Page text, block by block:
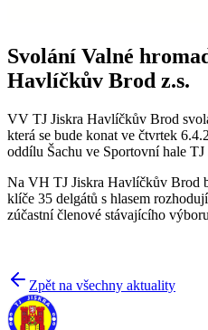
Svolání Valné
Havlíčkův Brod z.s.
VV TJ Jiskra Havlíčkův Brod
která se bude konat ve čtvrtek
oddílu Šachu ve Sportovní hale TJ
Na VH TJ Jiskra Havlíčkův Brod
klíče 35 delgátů s hlasem
zúčastní členové stávajícího
Zpět na všechny aktuality